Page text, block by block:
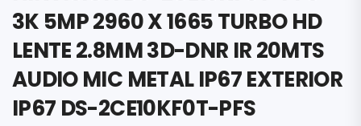
3K 5MP 2960 X 1665 TURBO HD
LENTE 2.8MM 3D-DNR IR 20MTS
AUDIO MIC METAL IP67 EXTERIOR
IP67 DS-2CE10KF0T-PFS